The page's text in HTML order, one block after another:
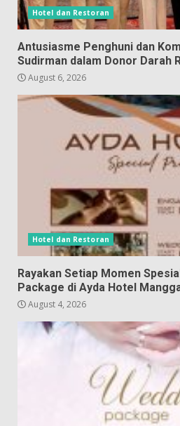
Hotel dan Restoran
Antusiasme Penghuni dan
Sudirman dalam Donor Darah
August 6, 2026
Hotel dan Restoran
Rayakan Setiap Momen
Package di Ayda Hotel
August 4, 2026